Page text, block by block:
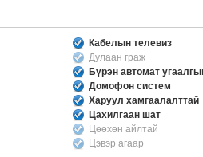
Кабелын телевиз
Дулаан граж
Бүрэн автомат
Домофон систем
Харуул хамгаалалттай
Цахилгаан шат
Цөөхөн айлтай
Цэвэр агаар